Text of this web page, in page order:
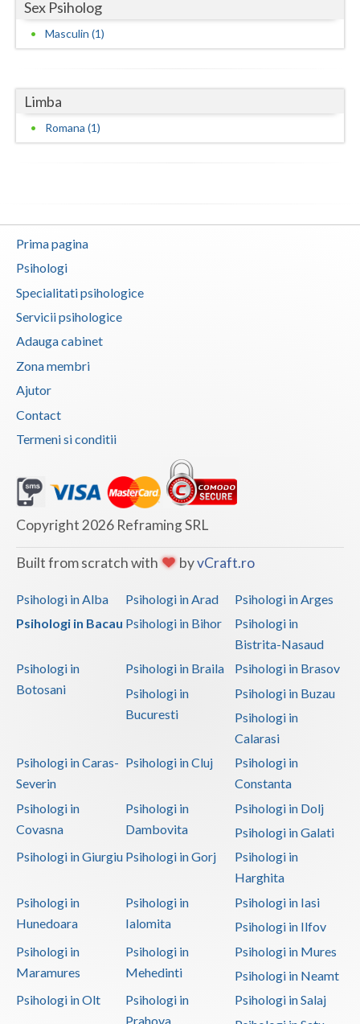
Sex Psiholog
Masculin (1)
Limba
Romana (1)
Prima pagina
Psihologi
Specialitati psihologice
Servicii psihologice
Adauga cabinet
Zona membri
Ajutor
Contact
Termeni si conditii
Copyright 2026 Reframing SRL
Built from scratch with byvCraft.ro
Psihologi in Alba Psihologi in Arad
Psihologi in Arges
Psihologi in Bacau Psihologi in Bihor
Psihologi in
Bistrita-Nasaud
Psihologi in
Botosani
Psihologi in Braila
Psihologi in Brasov
Psihologi in
Bucuresti
Psihologi in Buzau
Psihologi in
Calarasi
Psihologi in Caras-
Severin
Psihologi in Cluj
Psihologi in
Constanta
Psihologi in
Covasna
Psihologi in
Dambovita
Psihologi in Dolj
Psihologi in Galati
Psihologi in Giurgiu Psihologi in Gorj
Psihologi in
Harghita
Psihologi in
Hunedoara
Psihologi in
Ialomita
Psihologi in Iasi
Psihologi in Ilfov
Psihologi in
Maramures
Psihologi in
Mehedinti
Psihologi in Mures
Psihologi in Neamt
Psihologi in Olt
Psihologi in
Prahova
Psihologi in Salaj